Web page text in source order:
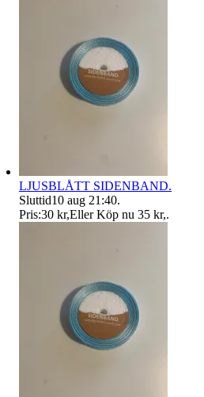
LJUSBLÅTT SIDENBAND.
Sluttid10 aug 21:40.
Pris:30 kr,Eller Köp nu 35 kr,.